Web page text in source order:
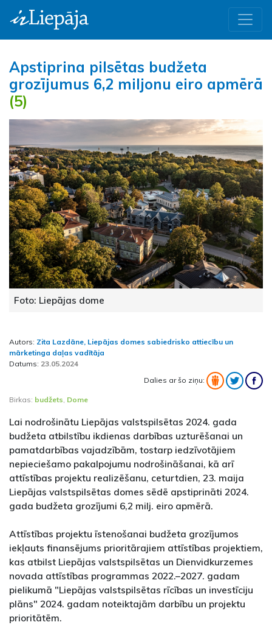
Apstiprina pilsētas budžeta
grozījumus 6,2 miljonu eiro apmērā
(5)
Foto: Liepājas dome
Autors: Zita Lazdāne, Liepājas domes sabiedrisko attiecību un
mārketinga daļas vadītāja
Datums: 23.05.2024
Dalies ar šo ziņu:
Birkas: budžets, Dome
Lai nodrošinātu Liepājas valstspilsētas 2024. gada
budžeta atbilstību ikdienas darbības uzturēšanai un
pamatdarbības vajadzībām, tostarp iedzīvotājiem
nepieciešamo pakalpojumu nodrošināšanai, kā arī
attīstības projektu realizēšanu, ceturtdien, 23. maija
Liepājas valstspilsētas domes sēdē apstiprināti 2024.
gada budžeta grozījumi 6,2 milj. eiro apmērā.
Attīstības projektu īstenošanai budžeta grozījumos
iekļauts finansējums prioritārajiem attīstības projektiem,
kas atbilst Liepājas valstspilsētas un Dienvidkurzemes
novada attīstības programmas 2022.–2027. gadam
pielikumā "Liepājas valstspilsētas rīcības un investīciju
plāns" 2024. gadam noteiktajām darbību un projektu
prioritātēm.